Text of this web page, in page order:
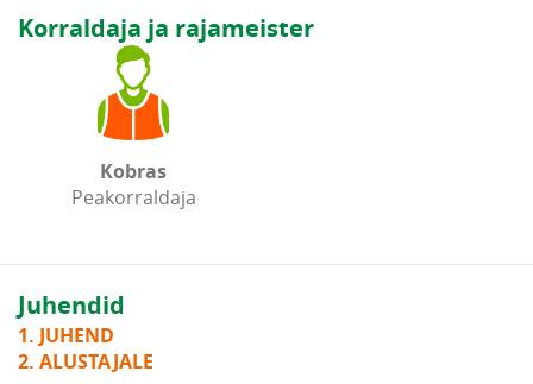
Korraldaja ja rajameister
Kobras
Peakorraldaja
Juhendid
1. JUHEND
2. ALUSTAJALE